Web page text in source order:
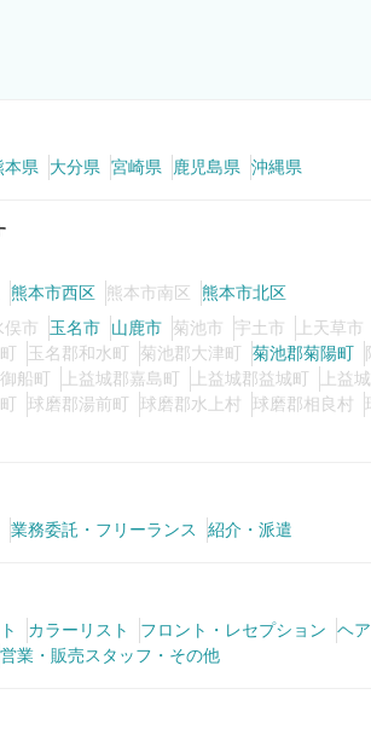
本県 大分県 宮崎県 鹿児島県 沖縄県
熊本市西区 熊本市南区
熊本市北区
俣市 玉名市 山鹿市 菊池市 宇土市 上天草市
玉名郡和水町 菊池郡大津町 菊池郡菊陽町
船町 上益城郡嘉島町 上益城郡益城町 上益
球磨郡湯前町 球磨郡水上村 球磨郡相良村
業務委託・フリーランス 紹介・派遣
カラーリスト フロント・レセプション ヘ
営業・販売スタッフ・その他